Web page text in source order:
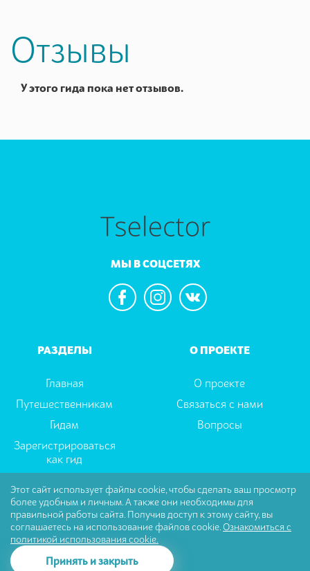
Отзывы
У этого гида пока нет отзывов.
РАЗДЕЛЫ
Главная
Путешественникам
Гидам
Зарегистрироваться
как гид
О ПРОЕКТЕ
О проекте
Связаться с нами
Вопросы
МЫ В СОЦСЕТЯХ
Пользовательское соглашение
Политика
Конфиденциальности
© Tselector Все права защищены
Этот сайт использует файлы cookie, чтобы сделать ваш просмотр
более удобным и личным. А также они необходимы для
правильной работы сайта. Получив доступ к этому сайту, вы
соглашаетесь на использование файлов cookie. Ознакомиться с
политикой использования cookie.
Принять и закрыть